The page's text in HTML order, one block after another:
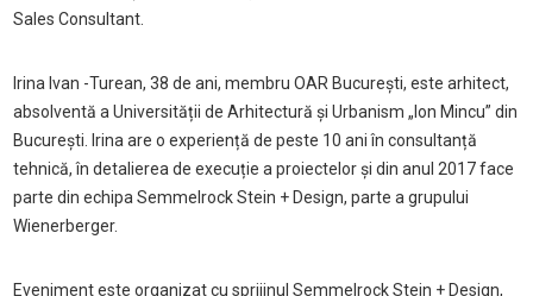
Sales Consultant.
Irina Ivan -Turean, 38 de ani, membru OAR București, este arhitect,
absolventă a Universității de Arhitectură și Urbanism „Ion Mincu” din
București. Irina are o experiență de peste 10 ani în consultanță
tehnică, în detalierea de execuție a proiectelor și din anul 2017 face
parte din echipa Semmelrock Stein + Design, parte a grupului
Wienerberger.
Eveniment este organizat cu sprijinul Semmelrock Stein + Design,